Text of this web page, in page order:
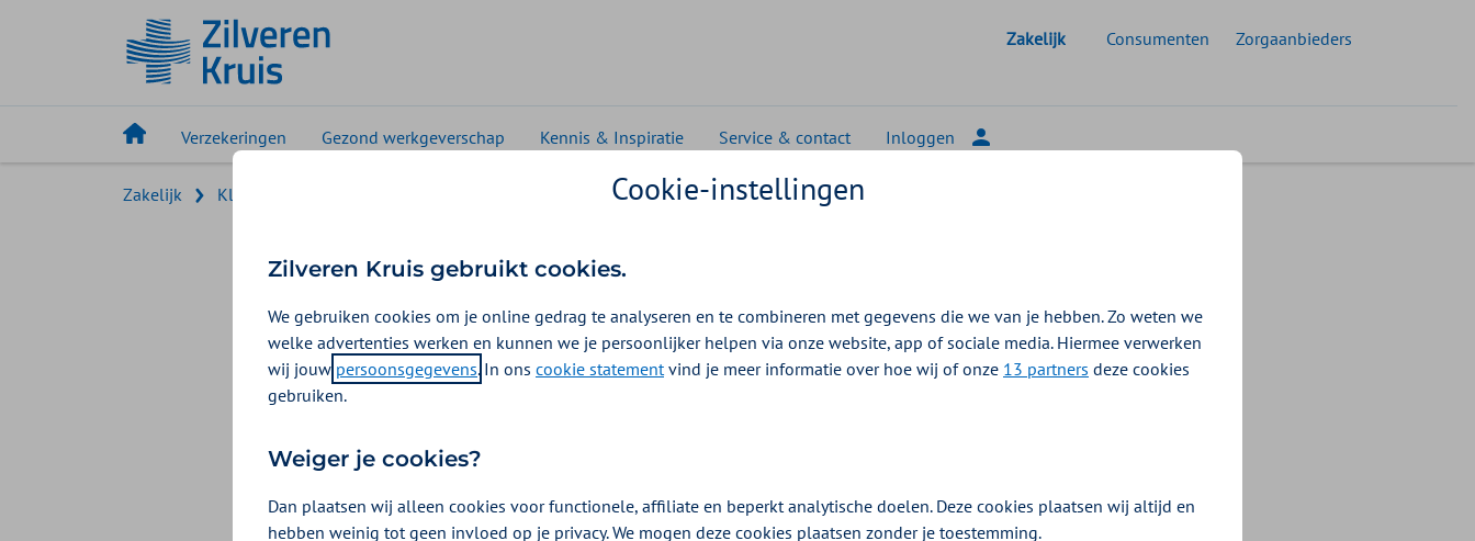
Geselecteerde doelgroep:
Zakelijk Consumenten Zorgaanbieders
Verzekeringen Gezond werkgeverschap Kennis & Inspiratie Service & contact Inloggen
Zakelijk Klantverhalen Van praten naar doen: overheid en bedrijven op de bres tegen werkstress
Van praten naar doen: overheid en
bedrijven op de bres tegen werkstress
Wat is mijn rol, wat kan ik doen? Het antwoord op die vragen is volgens Annemarie
Mentaal Welzijn van Jongwerkenden. Als opdrachtgever namens het ministerie van
Sociale Zaken en Werkgelegenheid (SZW) blikt de Coördinerend Beleidsmedewerker
Arbeidsomstandigheden terug op een geslaagd evenement. “Het is een
Cookie-instellingen
Zilveren Kruis gebruikt cookies.
We gebruiken cookies om je online gedrag te analyseren en te combineren met gegevens die we van je hebben. Zo weten we
welke advertenties werken en kunnen we je persoonlijker helpen via onze website, app of sociale media. Hiermee verwerken
wij jouw persoonsgegevens. In ons cookie statementvind je meer informatie over hoe wij of onze 13 partners deze cookies
gebruiken.
Weiger je cookies?
Dan plaatsen wij alleen cookies voor functionele, affiliate en beperkt analytische doelen. Deze cookies plaatsen wij altijd en
hebben weinig tot geen invloed op je privacy. We mogen deze cookies plaatsen zonder je toestemming.